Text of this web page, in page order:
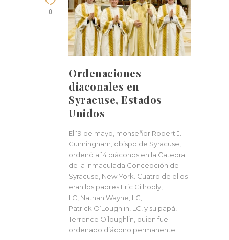
0
Ordenaciones
diaconales en
Syracuse, Estados
Unidos
El 19 de mayo, monseñor Robert J.
Cunningham, obispo de Syracuse,
ordenó a 14 diáconos en la Catedral
de la Inmaculada Concepción de
Syracuse, New York. Cuatro de ellos
eran los padres Eric Gilhooly,
LC, Nathan Wayne, LC,
Patrick O’Loughlin, LC, y su papá,
Terrence O’loughlin, quien fue
ordenado diácono permanente.